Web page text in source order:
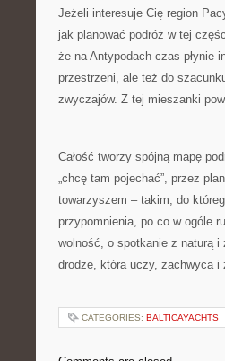
Jeżeli interesuje Cię region
jak planować podróż w tej
że na Antypodach czas płynie
przestrzeni, ale też do
zwyczajów. Z tej mieszanki
Całość tworzy spójną mapę
„chcę tam pojechać”, przez
towarzyszem – takim, do
przypomnienia, po co w ogóle
wolność, o spotkanie z naturą
drodze, która uczy, zachwyca i
CATEGORIES: BALTICAYACHTS